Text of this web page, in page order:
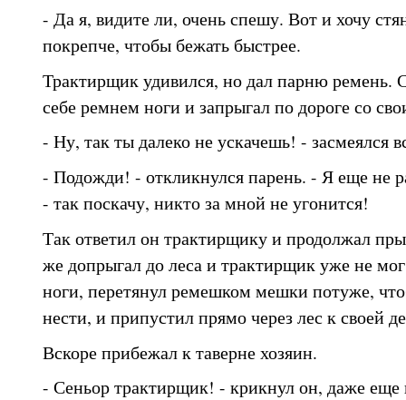
- Да я, видите ли, очень спешу. Вот и хочу
покрепче, чтобы бежать быстрее.
Трактирщик удивился, но дал парню ремень.
себе ремнем ноги и запрыгал по дороге со
- Ну, так ты далеко не ускачешь! - засмеялся
- Подожди! - откликнулся парень. - Я еще не
- так поскачу, никто за мной не угонится!
Так ответил он трактирщику и продолжал
же допрыгал до леса и трактирщик уже не мог
ноги, перетянул ремешком мешки потуже,
нести, и припустил прямо через лес к своей
Вскоре прибежал к таверне хозяин.
- Сеньор трактирщик! - крикнул он, даже еще